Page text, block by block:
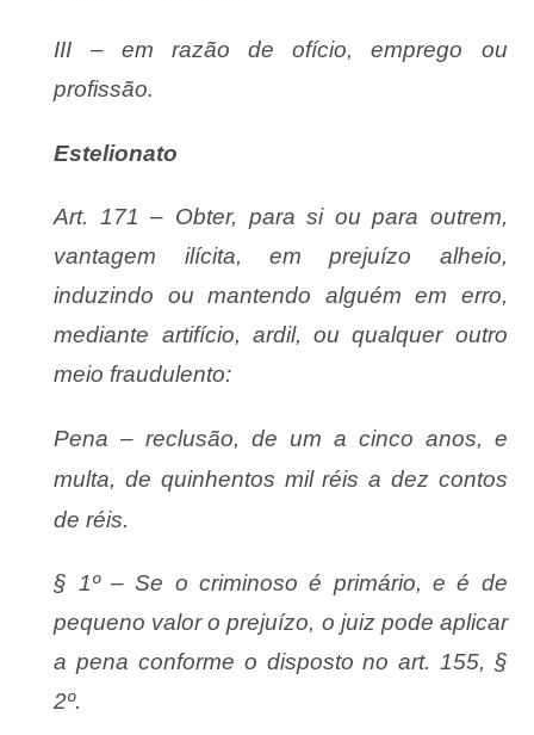
III – em razão de ofício, emprego ou
profissão.
Estelionato
Art. 171 – Obter, para si ou para outrem,
vantagem ilícita, em prejuízo alheio,
induzindo ou mantendo alguém em erro,
mediante artifício, ardil, ou qualquer outro
meio fraudulento:
Pena – reclusão, de um a cinco anos, e
multa, de quinhentos mil réis a dez contos
de réis.
§ 1º – Se o criminoso é primário, e é de
pequeno valor o prejuízo, o juiz pode aplicar
a pena conforme o disposto no art. 155, §
2º.